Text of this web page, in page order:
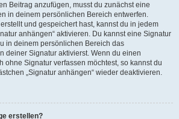
Beitrag anzufügen, musst du zunächst eine
in deinem persönlichen Bereich entwerfen.
und gespeichert hast, kannst du in jedem
anhängen“ aktivieren. Du kannst eine Signatur
in deinem persönlichen Bereich das
deiner Signatur aktivierst. Wenn du einen
ohne Signatur verfassen möchtest, so kannst du
„Signatur anhängen“ wieder deaktivieren.
erstellen?